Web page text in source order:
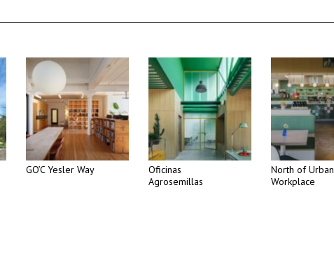
GO’C Yesler Way
Oficinas
Agrosemillas
North of Urban
Workplace